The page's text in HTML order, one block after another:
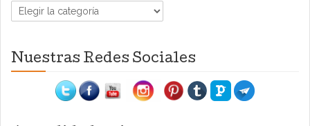
Categorías
Nuestras Redes Sociales